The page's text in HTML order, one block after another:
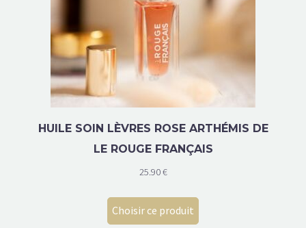
HUILE SOIN LÈVRES ROSE ARTHÉMIS DE
LE ROUGE FRANÇAIS
25.90€
Choisir ce produit